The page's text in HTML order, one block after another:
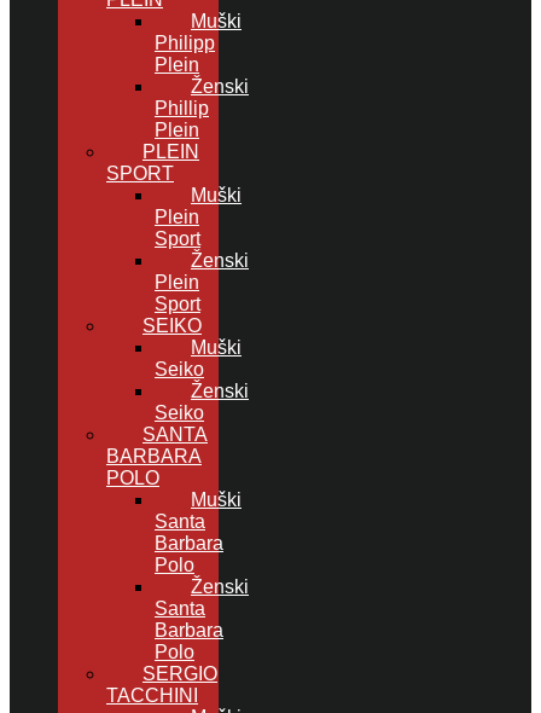
Muški
Philipp
Plein
Ženski
Phillip
Plein
PLEIN
SPORT
Muški
Plein
Sport
Ženski
Plein
Sport
SEIKO
Muški
Seiko
Ženski
Seiko
SANTA
BARBARA
POLO
Muški
Santa
Barbara
Polo
Ženski
Santa
Barbara
Polo
SERGIO
TACCHINI